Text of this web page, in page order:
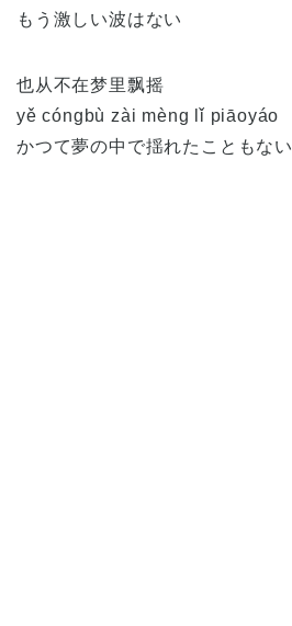
もう激しい波はない
也从不在梦里飘摇
yě cóngbù zài mèng lǐ piāoyáo
かつて夢の中で揺れたこともない